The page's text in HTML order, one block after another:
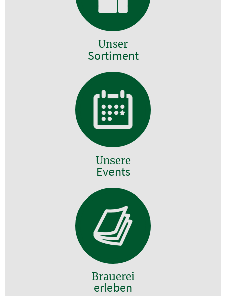
Unser
Sortiment
Unsere
Events
Brauerei
erleben